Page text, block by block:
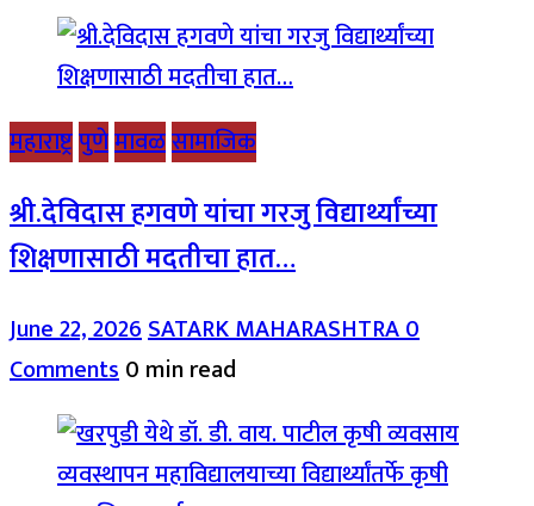
महाराष्ट्रपुणेमावळसामाजिक
श्री.देविदास हगवणे यांचा गरजु विद्यार्थ्यांच्या
शिक्षणासाठी मदतीचा हात…
June 22, 2026SATARK MAHARASHTRA0
Comments0 min read